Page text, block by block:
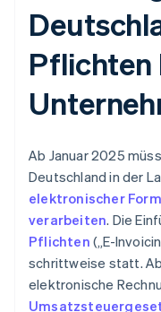
Pflichten
Ab Januar 2025
Deutschland in der
elektronischer
verarbeiten. Die
Pflichten („E-
schrittweise statt.
elektronische